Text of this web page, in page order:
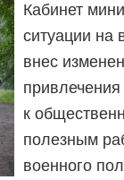
Кабинет
ситуации на
внес
к
полезным
военного